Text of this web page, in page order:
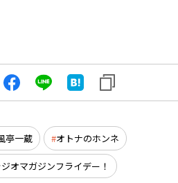
亭一蔵 オトナのホンネ
オマガジンフライデー！